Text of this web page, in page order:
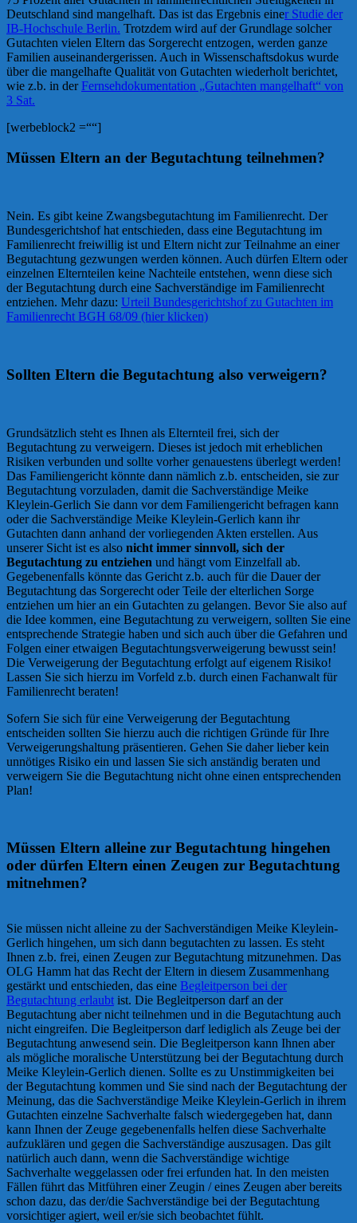
Deutschland sind mangelhaft. Das ist das Ergebnis einer Studie der
IB-Hochschule Berlin. Trotzdem wird auf der Grundlage solcher
Gutachten vielen Eltern das Sorgerecht entzogen, werden ganze
Familien auseinandergerissen. Auch in Wissenschaftsdokus wurde
über die mangelhafte Qualität von Gutachten wiederholt berichtet,
wie z.b. in derFernsehdokumentation „Gutachten mangelhaft“ von
3 Sat.
[werbeblock2 =““]
Müssen Eltern an der Begutachtung teilnehmen?
Nein. Es gibt keine Zwangsbegutachtung im Familienrecht. Der
Bundesgerichtshof hat entschieden, dass eine Begutachtung im
Familienrecht freiwillig ist und Eltern nicht zur Teilnahme an einer
Begutachtung gezwungen werden können. Auch dürfen Eltern oder
einzelnen Elternteilen keine Nachteile entstehen, wenn diese sich
der Begutachtung durch eine Sachverständige im Familienrecht
entziehen. Mehr dazu: Urteil Bundesgerichtshof zu Gutachten im
Familienrecht BGH 68/09 (hier klicken)
Sollten Eltern die Begutachtung also verweigern?
Grundsätzlich steht es Ihnen als Elternteil frei, sich der
Begutachtung zu verweigern. Dieses ist jedoch mit erheblichen
Risiken verbunden und sollte vorher genauestens überlegt werden!
Das Familiengericht könnte dann nämlich z.b. entscheiden, sie zur
Begutachtung vorzuladen, damit die Sachverständige Meike
Kleylein-Gerlich Sie dann vor dem Familiengericht befragen kann
oder die Sachverständige Meike Kleylein-Gerlich kann ihr
Gutachten dann anhand der vorliegenden Akten erstellen. Aus
unserer Sicht ist es also nicht immer sinnvoll, sich der
Begutachtung zu entziehen und hängt vom Einzelfall ab.
Gegebenenfalls könnte das Gericht z.b. auch für die Dauer der
Begutachtung das Sorgerecht oder Teile der elterlichen Sorge
entziehen um hier an ein Gutachten zu gelangen. Bevor Sie also auf
die Idee kommen, eine Begutachtung zu verweigern, sollten Sie eine
entsprechende Strategie haben und sich auch über die Gefahren und
Folgen einer etwaigen Begutachtungsverweigerung bewusst sein!
Die Verweigerung der Begutachtung erfolgt auf eigenem Risiko!
Lassen Sie sich hierzu im Vorfeld z.b. durch einen Fachanwalt für
Familienrecht beraten!
Sofern Sie sich für eine Verweigerung der Begutachtung
entscheiden sollten Sie hierzu auch die richtigen Gründe für Ihre
Verweigerungshaltung präsentieren. Gehen Sie daher lieber kein
unnötiges Risiko ein und lassen Sie sich anständig beraten und
verweigern Sie die Begutachtung nicht ohne einen entsprechenden
Plan!
Müssen Eltern alleine zur Begutachtung hingehen
oder dürfen Eltern einen Zeugen zur Begutachtung
mitnehmen?
Sie müssen nicht alleine zu der Sachverständigen Meike Kleylein-
Gerlich hingehen, um sich dann begutachten zu lassen. Es steht
Ihnen z.b. frei, einen Zeugen zur Begutachtung mitzunehmen. Das
OLG Hamm hat das Recht der Eltern in diesem Zusammenhang
gestärkt und entschieden, das eine Begleitperson bei der
Begutachtung erlaubt ist. Die Begleitperson darf an der
Begutachtung aber nicht teilnehmen und in die Begutachtung auch
nicht eingreifen. Die Begleitperson darf lediglich als Zeuge bei der
Begutachtung anwesend sein. Die Begleitperson kann Ihnen aber
als mögliche moralische Unterstützung bei der Begutachtung durch
Meike Kleylein-Gerlich dienen. Sollte es zu Unstimmigkeiten bei
der Begutachtung kommen und Sie sind nach der Begutachtung der
Meinung, das die Sachverständige Meike Kleylein-Gerlich in ihrem
Gutachten einzelne Sachverhalte falsch wiedergegeben hat, dann
kann Ihnen der Zeuge gegebenenfalls helfen diese Sachverhalte
aufzuklären und gegen die Sachverständige auszusagen. Das gilt
natürlich auch dann, wenn die Sachverständige wichtige
Sachverhalte weggelassen oder frei erfunden hat. In den meisten
Fällen führt das Mitführen einer Zeugin / eines Zeugen aber bereits
schon dazu, das der/die Sachverständige bei der Begutachtung
vorsichtiger agiert, weil er/sie sich beobachtet fühlt.